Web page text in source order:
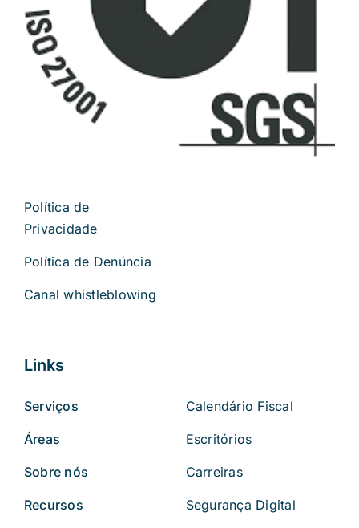
Política de
Privacidade
Política de Denúncia
Canal whistleblowing
Links
Serviços
Áreas
Sobre nós
Recursos
Calendário Fiscal
Escritórios
Carreiras
Segurança Digital